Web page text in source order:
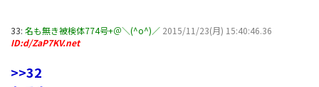
33: 名も無き被検体774号+＠＼(^o^)／ 2015/11/23(月) 15:40:46.36
ID:d/ZaP7KV.net
>>32